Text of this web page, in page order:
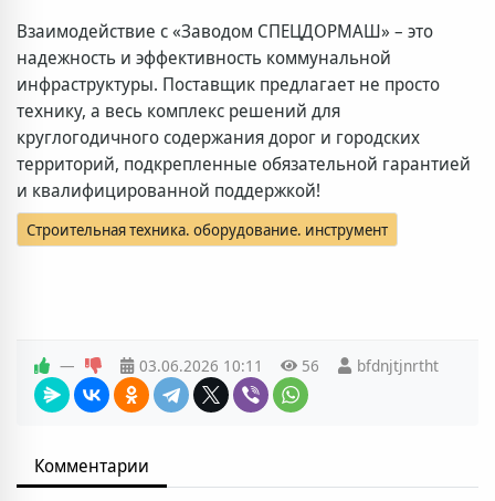
Взаимодействие с «Заводом СПЕЦДОРМАШ» – это
надежность и эффективность коммунальной
инфраструктуры. Поставщик предлагает не просто
технику, а весь комплекс решений для
круглогодичного содержания дорог и городских
территорий, подкрепленные обязательной гарантией
и квалифицированной поддержкой!
Строительная техника. оборудование. инструмент
— 03.06.2026 10:11 56 bfdnjtjnrtht
Комментарии